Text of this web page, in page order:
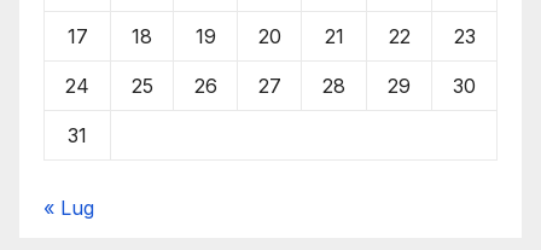
17 18 19 20 21 22 23
24 25 26 27 28 29 30
31
« Lug